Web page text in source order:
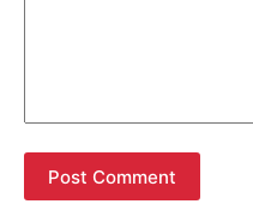
Post Comment